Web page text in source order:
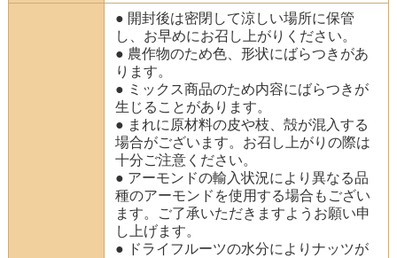
● 開封後は密閉して涼しい場所に保管
し、お早めにお召し上がりください。
● 農作物のため色、形状にばらつきがあ
ります。
● ミックス商品のため内容にばらつきが
生じることがあります。
● まれに原材料の皮や枝、殻が混入する
場合がございます。お召し上がりの際は
十分ご注意ください。
● アーモンドの輸入状況により異なる品
種のアーモンドを使用する場合もござい
ます。ご了承いただきますようお願い申
し上げます。
● ドライフルーツの水分によりナッツが